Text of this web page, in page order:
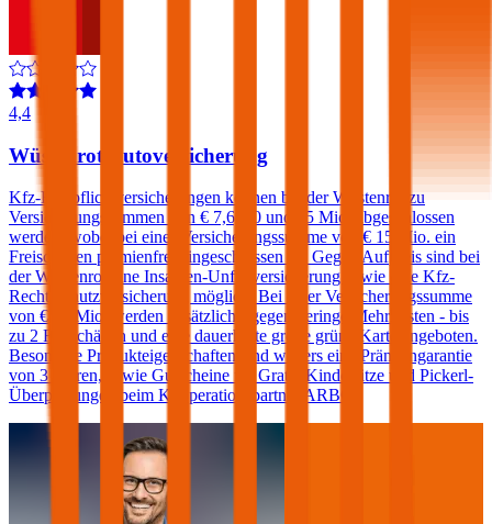
4,4
Wüstenrot Autoversicherung
Kfz-Haftpflichtversicherungen können bei der Wüstenrot zu
Versicherungssummen von € 7,6, 10 und 15 Mio. abgeschlossen
werden, wobei bei einer Versicherungssumme von € 15 Mio. ein
Freischaden prämienfrei eingeschlossen ist. Gegen Aufpreis sind bei
der Wüstenrot eine Insassen-Unfallversicherung sowie eine Kfz-
Rechtsschutzversicherung möglich. Bei einer Versicherungssumme
von € 15 Mio. werden zusätzlich - gegen geringe Mehrkosten - bis
zu 2 Freischäden und eine dauerhafte große grüne Karte angeboten.
Besondere Produkteigenschaften sind weiters eine Prämiengarantie
von 3 Jahren, sowie Gutscheine für Gratis-Kindersitze und Pickerl-
Überprüfungen beim Kooperationspartner ARBÖ.